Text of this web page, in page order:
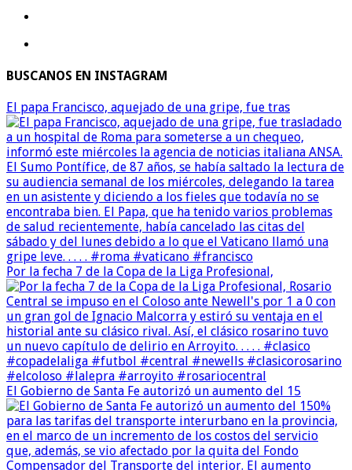
BUSCANOS EN INSTAGRAM
El papa Francisco, aquejado de una gripe, fue tras
Por la fecha 7 de la Copa de la Liga Profesional,
El Gobierno de Santa Fe autorizó un aumento del 15